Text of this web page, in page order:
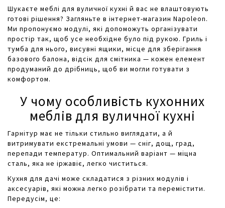
Шукаєте меблі для вуличної кухні й вас не влаштовують
готові рішення? Загляньте в інтернет-магазин Napoleon.
Ми пропонуємо модулі, які допоможуть організувати
простір так, щоб усе необхідне було під рукою. Гриль і
тумба для нього, висувні ящики, місце для зберігання
базового балона, відсік для смітника — кожен елемент
продуманий до дрібниць, щоб ви могли готувати з
комфортом.
У чому особливість кухонних
меблів для вуличної кухні
Гарнітур має не тільки стильно виглядати, а й
витримувати екстремальні умови — сніг, дощ, град,
перепади температур. Оптимальний варіант — міцна
сталь, яка не іржавіє, легко чиститься.
Кухня для дачі може складатися з різних модулів і
аксесуарів, які можна легко розібрати та перемістити.
Передусім, це: